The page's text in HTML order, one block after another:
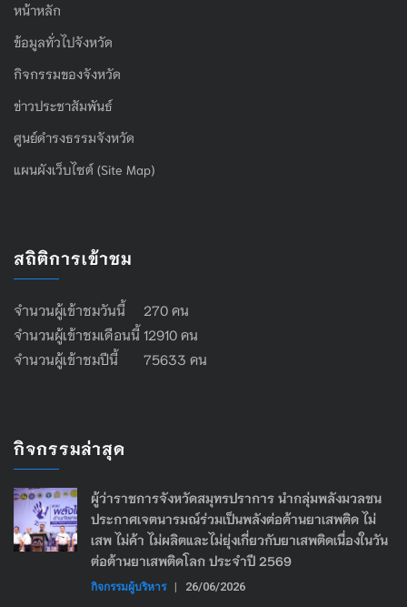
หน้าหลัก
ข้อมูลทั่วไปจังหวัด
กิจกรรมของจังหวัด
ข่าวประชาสัมพันธ์
ศูนย์ดำรงธรรมจังหวัด
แผนผังเว็บไซต์ (Site Map)
สถิติการเข้าชม
จำนวนผู้เข้าชมวันนี้ 270 คน
จำนวนผู้เข้าชมเดือนนี้ 12910 คน
จำนวนผู้เข้าชมปีนี้ 75633 คน
กิจกรรมล่าสุด
ผู้ว่าราชการจังหวัดสมุทรปราการ นำกลุ่มพลังมวลชน
ประกาศเจตนารมณ์ร่วมเป็นพลังต่อต้านยาเสพติด ไม่
เสพ ไม่ค้า ไม่ผลิตและไม่ยุ่งเกี่ยวกับยาเสพติดเนื่องในวัน
ต่อต้านยาเสพติดโลก ประจำปี 2569
กิจกรรมผู้บริหาร | 26/06/2026